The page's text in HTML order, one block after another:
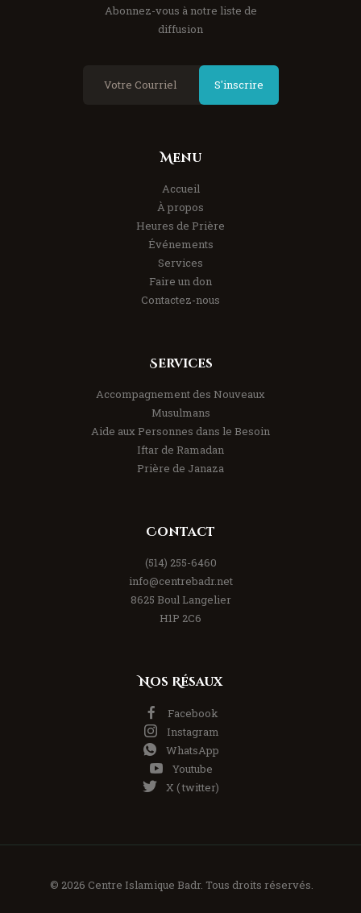
Abonnez-vous à notre liste de
diffusion
S'inscrire
Menu
Accueil
À propos
Heures de Prière
Événements
Services
Faire un don
Contactez-nous
Services
Accompagnement des Nouveaux
Musulmans
Aide aux Personnes dans le Besoin
Iftar de Ramadan
Prière de Janaza
Contact
(514) 255-6460
info@centrebadr.net
8625 Boul Langelier
H1P 2C6
Nos Résaux
Facebook
Instagram
WhatsApp
Youtube
X ( twitter)
© 2026 Centre Islamique Badr. Tous droits réservés.